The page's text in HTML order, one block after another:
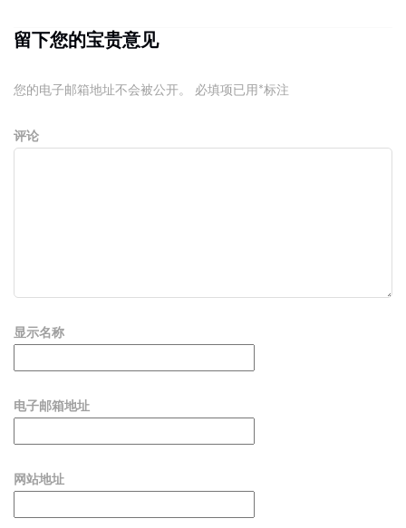
留下您的宝贵意见
您的电子邮箱地址不会被公开。 必填项已用 *标注
评论
显示名称
电子邮箱地址
网站地址